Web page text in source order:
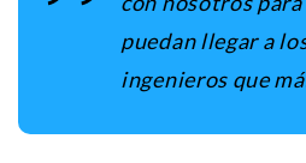
puedan llegar a
ingenieros que